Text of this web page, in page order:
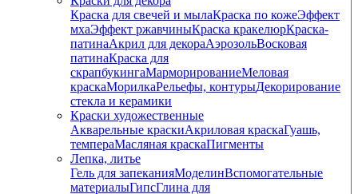
Краска для свечей и мылаКраска по кожеЭффект
мхаЭффект ржавчиныКраска кракелюрКраска-
патинаАкрил для декораАэрозольВосковая
патинаКраска для
скрапбукингаМарморированиеМеловая
краскаМорилкаРельефы, контурыДекорирование
стекла и керамики
Краски художественные
Акварельные краскиАкриловая краскаГуашь,
темпераМасляная краскаПигменты
Лепка, литье
Гель для запеканияМоделинВспомогательные
материалыГипсГлина для